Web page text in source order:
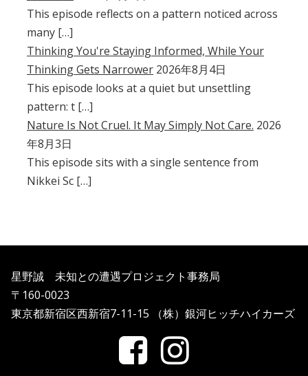
This episode reflects on a pattern noticed across
many […]
Thinking You're Staying Informed, While Your
Thinking Gets Narrower 2026年8月4日
This episode looks at a quiet but unsettling
pattern: t […]
Nature Is Not Cruel. It May Simply Not Care. 2026
年8月3日
This episode sits with a single sentence from
Nikkei Sc […]
星野誠 未知との遭遇プロジェクト事務局
〒160-0023
東京都新宿区西新宿7-11-15 （株）銀河ヒッチハイカーズ